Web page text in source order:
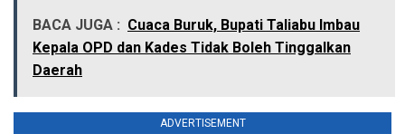
BACA JUGA : Cuaca Buruk, Bupati Taliabu Imbau
Kepala OPD dan Kades Tidak Boleh Tinggalkan
Daerah
ADVERTISEMENT